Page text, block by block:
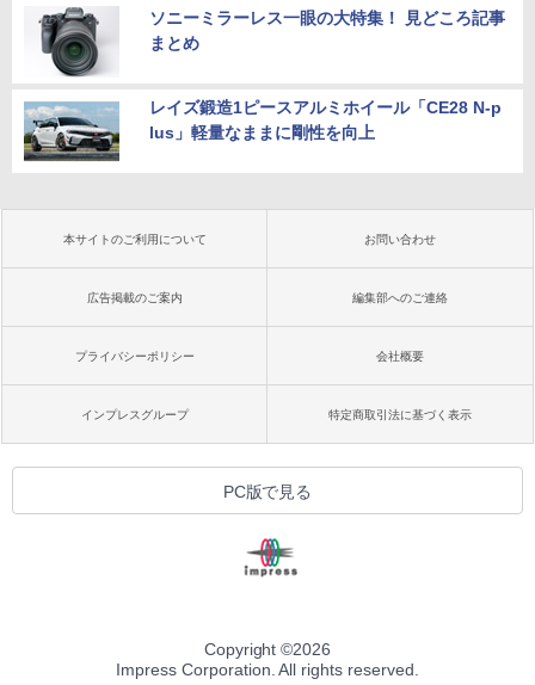
ソニーミラーレス一眼の大特集！ 見どころ記事
まとめ
レイズ鍛造1ピースアルミホイール「CE28 N-p
lus」軽量なままに剛性を向上
本サイトのご利用について お問い合わせ
広告掲載のご案内 編集部へのご連絡
プライバシーポリシー 会社概要
インプレスグループ 特定商取引法に基づく表示
PC版で見る
Copyright ©2026
Impress Corporation. All rights reserved.